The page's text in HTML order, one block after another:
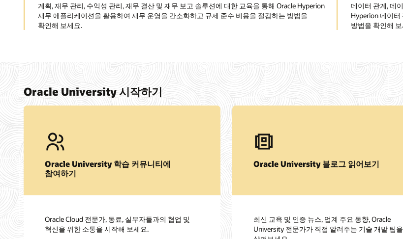
계획, 재무 관리, 수익성 관리, 재무 결산 및 재무 보고 솔루션에 대한 교육을 통해 Oracle Hyperion
재무 애플리케이션을 활용하여 재무 운영을 간소화하고 규제 준수 비용을 절감하는 방법을
확인해 보세요.
데이터 관계, 데
Hyperion 데이
방법을 확인해
Oracle University 시작하기
Oracle University 학습 커뮤니티에
참여하기
Oracle Cloud 전문가, 동료, 실무자들과의 협업 및
혁신을 위한 소통을 시작해 보세요.
Oracle University 블로그 읽어보기
최신 교육 및 인증 뉴스, 업계 주요 동향, Oracle
University 전문가가 직접 알려주는 기술 개발 팁을